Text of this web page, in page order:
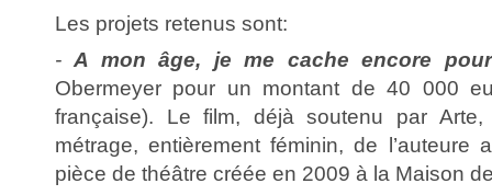
Les projets retenus sont:
-A mon âge, je me cache encore
Obermeyer pour un montant de 40 000
française). Le film, déjà soutenu par
métrage, entièrement féminin, de l’auteure
pièce de théâtre créée en 2009 à la Maison